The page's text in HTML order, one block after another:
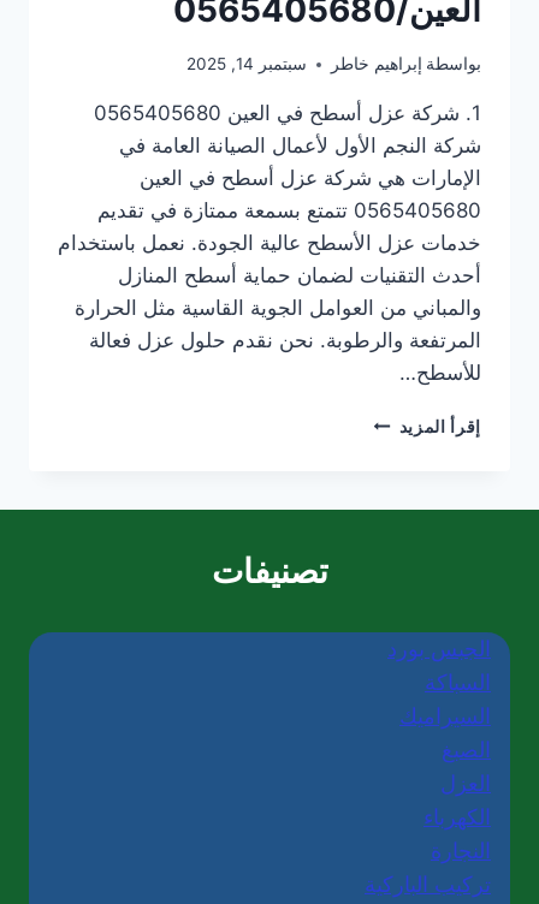
العين/0565405680
بواسطة إبراهيم خاطر سبتمبر 14, 2025
1. شركة عزل أسطح في العين 0565405680
شركة النجم الأول لأعمال الصيانة العامة في
الإمارات هي شركة عزل أسطح في العين
0565405680 تتمتع بسمعة ممتازة في تقديم
خدمات عزل الأسطح عالية الجودة. نعمل باستخدام
أحدث التقنيات لضمان حماية أسطح المنازل
والمباني من العوامل الجوية القاسية مثل الحرارة
المرتفعة والرطوبة. نحن نقدم حلول عزل فعالة
للأسطح…
إقرأ المزيد شركة
تصنيفات
الجبس بورد
السباكة
السيراميك
الصبغ
العزل
الكهرباء
النجارة
تركيب الباركية